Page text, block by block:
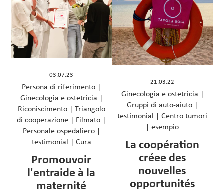
21.03.22
Ginecologia e ostetricia |
Gruppi di auto-aiuto |
testimonial | Centro tumori
| esempio
La coopération
créee des
nouvelles
opportunités
03.07.23
Persona di riferimento |
Ginecologia e ostetricia |
Riconiscimento| Triangolo
di cooperazione | Filmato |
Personale ospedaliero|
testimonial | Cura
Promouvoir
l'entraide à la
maternité